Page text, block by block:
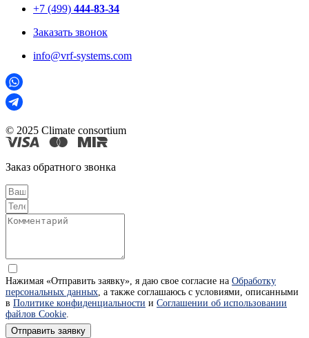
+7 (499) 444-83-34
Заказать звонок
info@vrf-systems.com
© 2025 Climate consortium
Заказ обратного звонка
Нажимая «Отправить заявку», я даю свое согласие на Обработку
персональных данных, а также соглашаюсь с условиями, описанными
в Политике конфиденциальности и Соглашении об использовании
файлов Cookie.
Отправить заявку